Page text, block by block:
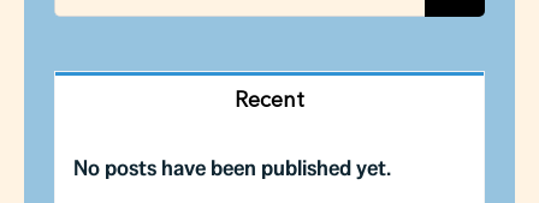
Recent
No posts have been published yet.